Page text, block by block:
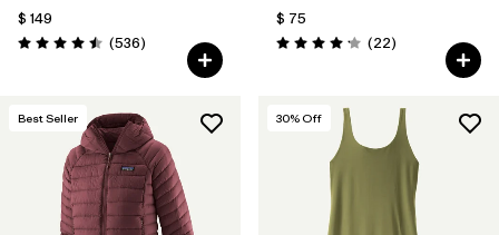
$ 149
Valoración: 4.5 / 5
(536Comentarios
)
$ 75
Valoración: 4.1 / 5
(22Comentarios
)
Best Seller 30% Off